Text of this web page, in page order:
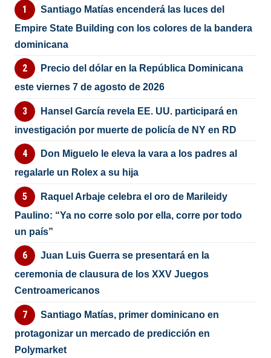
Santiago Matías encenderá las luces del
Empire State Building con los colores de la bandera
dominicana
Precio del dólar en la República Dominicana
este viernes 7 de agosto de 2026
Hansel García revela EE. UU. participará en
investigación por muerte de policía de NY en RD
Don Miguelo le eleva la vara a los padres al
regalarle un Rolex a su hija
Raquel Arbaje celebra el oro de Marileidy
Paulino: “Ya no corre solo por ella, corre por todo
un país”
Juan Luis Guerra se presentará en la
ceremonia de clausura de los XXV Juegos
Centroamericanos
Santiago Matías, primer dominicano en
protagonizar un mercado de predicción en
Polymarket